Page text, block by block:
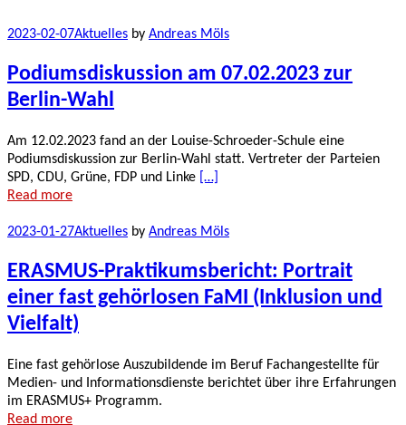
2023-02-07Aktuelles by Andreas Möls
Podiumsdiskussion am 07.02.2023 zur
Berlin-Wahl
Am 12.02.2023 fand an der Louise-Schroeder-Schule eine
Podiumsdiskussion zur Berlin-Wahl statt. Vertreter der Parteien
SPD, CDU, Grüne, FDP und Linke […]
Read more
2023-01-27Aktuelles by Andreas Möls
ERASMUS-Praktikumsbericht: Portrait
einer fast gehörlosen FaMI (Inklusion und
Vielfalt)
Eine fast gehörlose Auszubildende im Beruf Fachangestellte für
Medien- und Informationsdienste berichtet über ihre Erfahrungen
im ERASMUS+ Programm.
Read more